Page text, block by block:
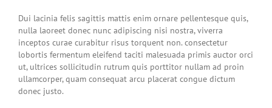
Dui lacinia felis sagittis mattis enim ornare pellentesque quis,
nulla laoreet donec nunc adipiscing nisi nostra, viverra
inceptos curae curabitur risus torquent non. consectetur
lobortis fermentum eleifend taciti malesuada primis auctor orci
ut, ultrices sollicitudin rutrum quis porttitor nullam ad proin
ullamcorper, quam consequat arcu placerat congue dictum
donec justo.